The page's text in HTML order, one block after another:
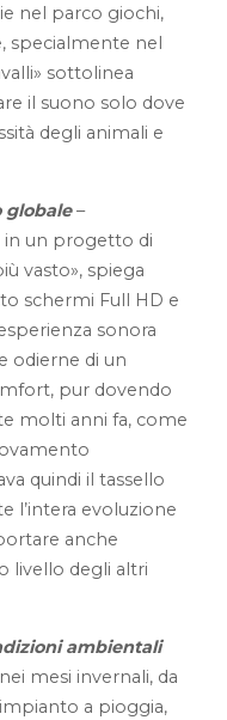
nel parco giochi,
specialmente nel
sottolinea
il suono solo dove
degli animali e
globale–
in un progetto di
vasto», spiega
schermi Full HD e
sonora
odierne di un
pur dovendo
molti anni fa, come
quindi il tassello
l’intera evoluzione
anche
livello degli altri
ambientali
mesi invernali, da
a pioggia,